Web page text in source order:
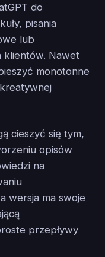
do
pisania
lub
klientów. Nawet
monotonne
cieszyć się tym,
opisów
na
wersja ma swoje
przepływy